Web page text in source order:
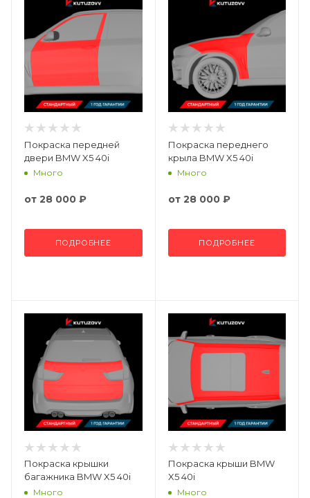
Покраска передней
двери BMW X5 40i
Много
от 28 000 ₽
ПОДРОБНЕЕ
Покраска переднего
крыла BMW X5 40i
Много
от 28 000 ₽
ПОДРОБНЕЕ
Покраска крышки
багажника BMW X5 40i
Много
Покраска крыши BMW
X5 40i
Много